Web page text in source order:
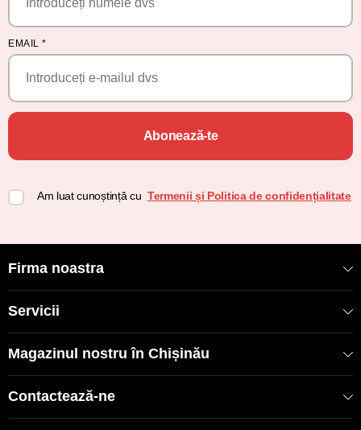
EMAIL *
Abonează-te
Am luat cunoștință cu Termenii și Politica de confidențialitate
Firma noastra
Servicii
Magazinul nostru în Chișinău
Contactează-ne